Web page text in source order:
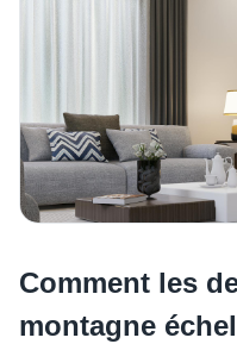
Comment les
montagne